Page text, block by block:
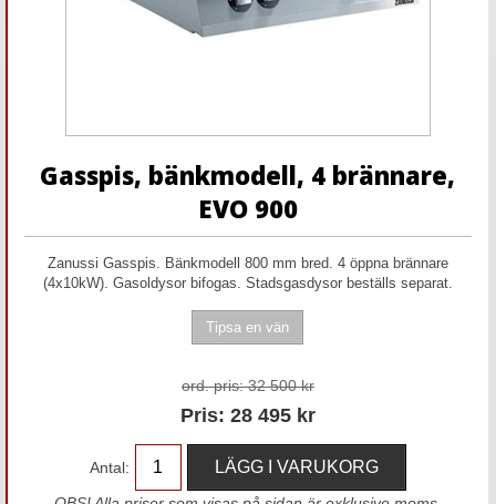
Gasspis, bänkmodell, 4 brännare,
EVO 900
Zanussi Gasspis. Bänkmodell 800 mm bred. 4 öppna brännare
(4x10kW). Gasoldysor bifogas. Stadsgasdysor beställs separat.
ord. pris: 32 500 kr
Pris: 28 495 kr
Antal: